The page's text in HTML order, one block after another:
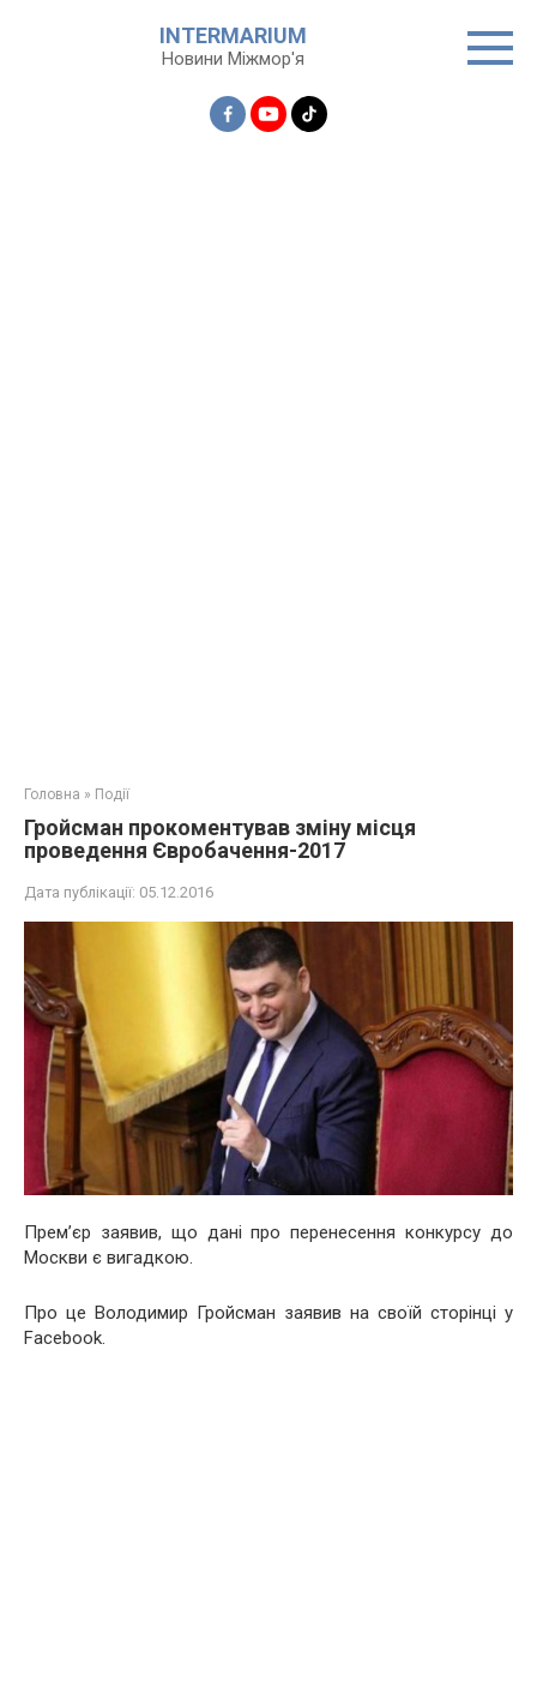
INTERMARIUM
Новини Міжмор'я
Головна » Події
Гройсман прокоментував зміну місця
проведення Євробачення-2017
Дата публікації: 05.12.2016
Прем’єр заявив, що дані про перенесення конкурсу до
Москви є вигадкою.
Про це Володимир Гройсман заявив на своїй сторінці у
Facebook.